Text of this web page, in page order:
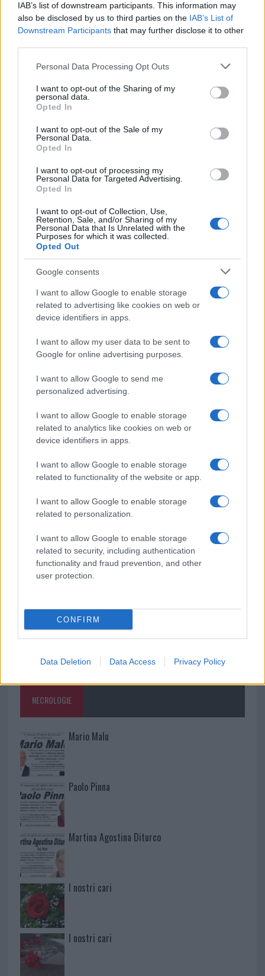
IAB’s list of downstream participants. This information may
also be disclosed by us to third parties on the IAB’s List of
Downstream Participants that may further disclose it to other
Please note that this website/app uses one or more Google
not limited to your visit or usage behaviour. You may click to
grant or deny consent to Google and its third-party tags to
use your data for below specified purposes in below Google
consent section.
Personal Data Processing Opt Outs
I want to opt-out of the Sharing of my
personal data.
Opted In
I want to opt-out of the Sale of my
Personal Data.
Opted In
I want to opt-out of processing my
Personal Data for Targeted Advertising.
Opted In
I want to opt-out of Collection, Use,
Retention, Sale, and/or Sharing of my
Personal Data that Is Unrelated with the
Purposes for which it was collected.
Opted Out
Google consents
I want to allow Google to enable storage
related to advertising like cookies on web or
device identifiers in apps.
I want to allow my user data to be sent to
Google for online advertising purposes.
I want to allow Google to send me
personalized advertising.
I want to allow Google to enable storage
related to analytics like cookies on web or
device identifiers in apps.
I want to allow Google to enable storage
related to functionality of the website or app.
I want to allow Google to enable storage
related to personalization.
I want to allow Google to enable storage
related to security, including authentication
functionality and fraud prevention, and other
user protection.
CONFIRM
Data Deletion Data Access Privacy Policy
daGoogle News
Condividi l'articolo
F
a
ce
b
o
o
k
T
w
it
te
r
Pi
te
re
st
W
at
A
p
p
S
a
Articolo precedente
NOTIZIE RECENTI
Sangue, musica e solidarietà con Avis Olbia al
Delta Center
va avanti: “Sicilia, ci sono”
Jovanotti, Gabry Ponte e Alfa: Olbia ombelico del
mondo per una notte
Giorgia Meloni a La Maddalena, la vicesindaco:
“Orgoglio e discrezione per visita privata̶…
Incendio nella notte a Olbia, a fuoco due furgoni
A fuoco un deposito con bombole, intervento dei
vigili del fuoco a Rudalza
NECROLOGIE
Mario Malu
Paolo Pinna
Martina Agostina Diturco
I nostri cari
I nostri cari